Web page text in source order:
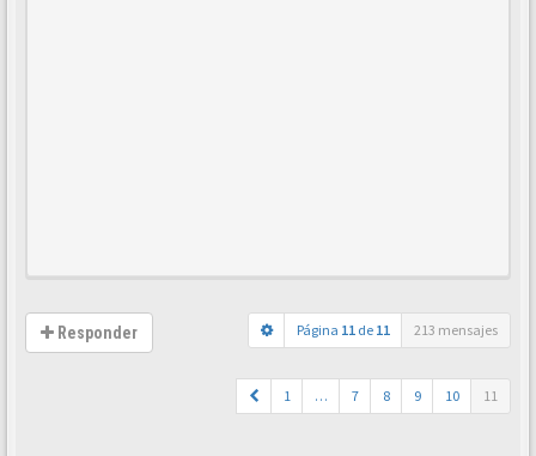
Responder Página 11 de 11 213 mensajes
1 … 7 8 9 10 11